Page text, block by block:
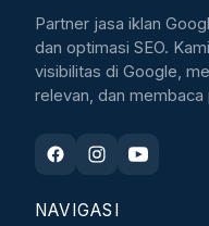
Partner jasa iklan
dan optimasi SEO.
visibilitas di Google,
relevan, dan
NAVIGASI